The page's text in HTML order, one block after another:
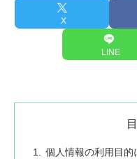
X
LINE
個人情報の利用目的